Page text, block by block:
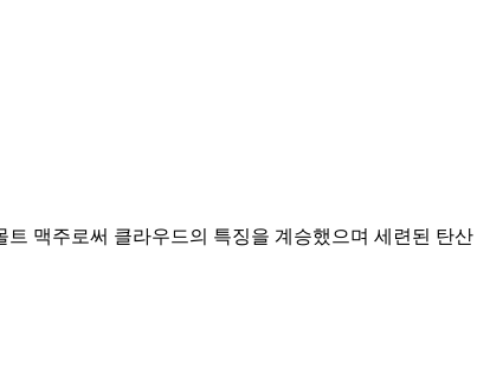
맥주로써 클라우드의 특징을 계승했으며 세련된 탄산